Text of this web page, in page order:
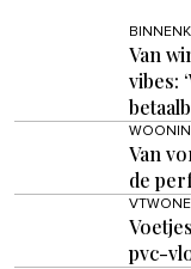
Van
vibes:
Van
de
pvc-